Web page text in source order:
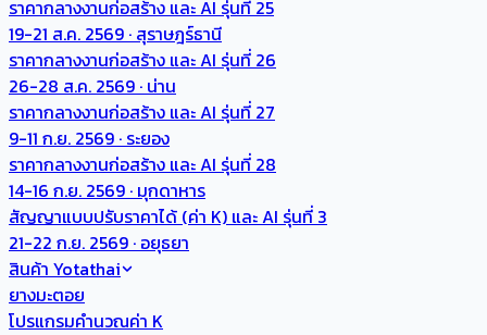
ราคากลางงานก่อสร้าง และ AI รุ่นที่ 25
19-21 ส.ค. 2569 · สุราษฎร์ธานี
ราคากลางงานก่อสร้าง และ AI รุ่นที่ 26
26-28 ส.ค. 2569 · น่าน
ราคากลางงานก่อสร้าง และ AI รุ่นที่ 27
9-11 ก.ย. 2569 · ระยอง
ราคากลางงานก่อสร้าง และ AI รุ่นที่ 28
14-16 ก.ย. 2569 · มุกดาหาร
สัญญาแบบปรับราคาได้ (ค่า K) และ AI รุ่นที่ 3
21-22 ก.ย. 2569 · อยุธยา
สินค้า Yotathai
ยางมะตอย
โปรแกรมคำนวณค่า K